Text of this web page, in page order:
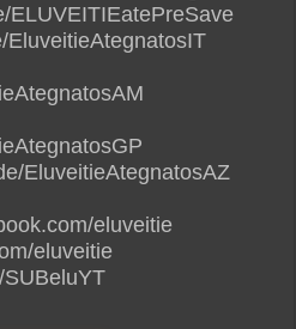
ELUVEITIEatePreSave
EluveitieAtegnatosIT
EluveitieAtegnatosAZ
eluveitie
eluveitie